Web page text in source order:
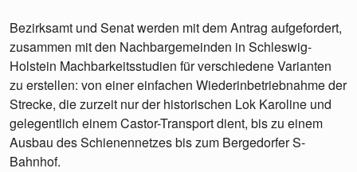
Bezirksamt und Senat werden mit dem Antrag aufgefordert,
zusammen mit den Nachbargemeinden in Schleswig-
Holstein Machbarkeitsstudien für verschiedene Varianten
zu erstellen: von einer einfachen Wiederinbetriebnahme der
Strecke, die zurzeit nur der historischen Lok Karoline und
gelegentlich einem Castor-Transport dient, bis zu einem
Ausbau des Schienennetzes bis zum Bergedorfer S-
Bahnhof.